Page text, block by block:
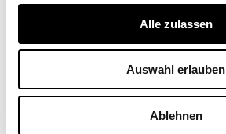
Alle zulassen
Auswahl erlauben
Ablehnen
Straße und Hausnummer